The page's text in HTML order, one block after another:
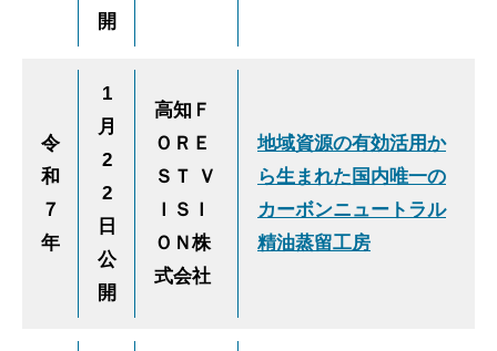
開
令
和
７
年
1
月
2
2
日
公
開
高知Ｆ
ＯＲＥ
ＳＴ Ｖ
ＩＳＩ
ＯＮ株
式会社
地域資源の有効活用か
ら生まれた国内唯一の
カーボンニュートラル
精油蒸留工房